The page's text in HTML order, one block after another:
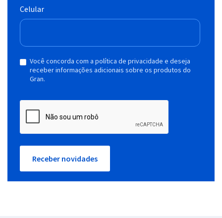
Celular
Você concorda com a política de privacidade e deseja
receber informações adicionais sobre os produtos do
Gran.
Receber novidades